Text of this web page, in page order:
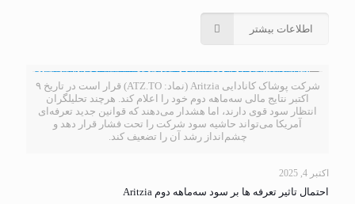
اطلاعات بیشتر
شرکت پوشاک کانادایی Aritzia (نماد: ATZ.TO) قرار است در تاریخ ۹
اکتبر نتایج مالی سه‌ماهه دوم خود را اعلام کند. هرچند تحلیلگران
انتظار سود قوی دارند، اما هشدار می‌دهند که قوانین جدید تعرفه‌ای
آمریکا می‌تواند حاشیه سود شرکت را تحت فشار قرار دهد و
چشم‌انداز رشد آن را تضعیف کند.
اکتبر 4, 2025
احتمال تاثیر تعرفه ها بر سود سه‌ماهه دوم Aritzia